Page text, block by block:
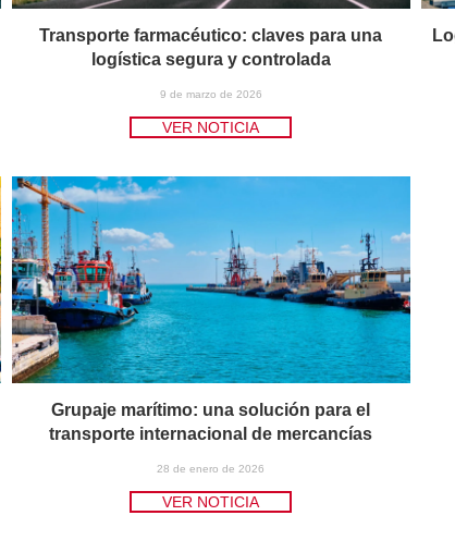
Transporte farmacéutico: claves para una
logística segura y controlada
9 de marzo de 2026
VER NOTICIA
Grupaje marítimo: una solución para el
transporte internacional de mercancías
28 de enero de 2026
VER NOTICIA